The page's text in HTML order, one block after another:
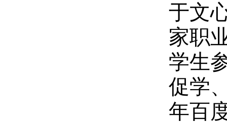
于文
家职
学生
促学
年百